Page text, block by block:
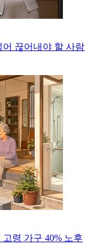
끊어내야 할 사람
령 가구 40% 노후